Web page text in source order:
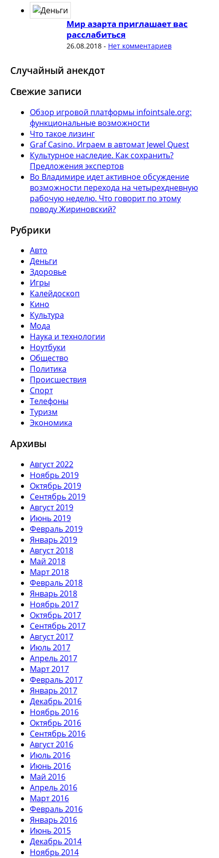
Мир азарта приглашает вас
расслабиться
26.08.2018- Нет комментариев
Случайный анекдот
Свежие записи
Обзор игровой платформы infointsale.org:
функциональные возможности
Что такое лизинг
Graf Casino. Играем в автомат Jewel Quest
Культурное наследие. Как сохранить?
Предложения экспертов
Во Владимире идет активное обсуждение
возможности перехода на четырехдневную
рабочую неделю. Что говорит по этому
поводу Жириновский?
Рубрики
Авто
Деньги
Здоровье
Игры
Калейдоскоп
Кино
Культура
Мода
Наука и технологии
Ноутбуки
Общество
Политика
Происшествия
Спорт
Телефоны
Туризм
Экономика
Архивы
Август 2022
Ноябрь 2019
Октябрь 2019
Сентябрь 2019
Август 2019
Июнь 2019
Февраль 2019
Январь 2019
Август 2018
Май 2018
Март 2018
Февраль 2018
Январь 2018
Ноябрь 2017
Октябрь 2017
Сентябрь 2017
Август 2017
Июль 2017
Апрель 2017
Март 2017
Февраль 2017
Январь 2017
Декабрь 2016
Ноябрь 2016
Октябрь 2016
Сентябрь 2016
Август 2016
Июль 2016
Июнь 2016
Май 2016
Апрель 2016
Март 2016
Февраль 2016
Январь 2016
Июнь 2015
Декабрь 2014
Ноябрь 2014